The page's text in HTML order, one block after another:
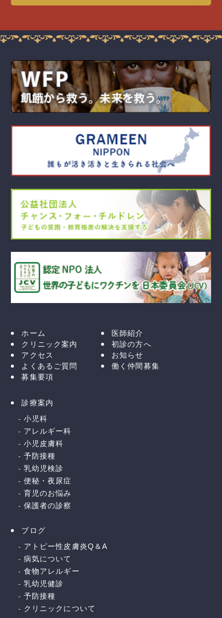
ホーム
医師紹介
クリニック案内
初診の方へ
アクセス
お知らせ
よくあるご質問
働く仲間募集
募集要項
診療案内
小児科
アレルギー科
小児皮膚科
予防接種
乳幼児検診
便秘・夜尿症
育児のお悩み
保護者の診察
ブログ
アトピー性皮膚炎Q＆A
病気について
食物アレルギー
乳幼児健診
予防接種
クリニックについて